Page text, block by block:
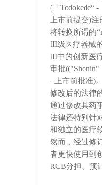
(「Todokede“ -
上市前提交)
将转换所谓的
III级医疗器械
III中的创新医
审批(("Shonin"
- 上市前批准)。
修改后的法律
通过修改其药
法律还特别针
和独立的医疗
然而，经过修
者更快使用到
RCB分担。预